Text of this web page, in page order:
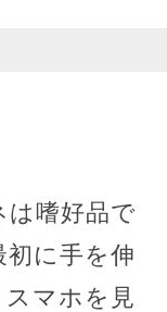
は嗜好品で
に手を伸
マホを見